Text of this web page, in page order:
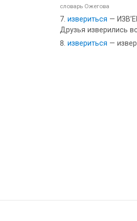
словарь Ожегова
извериться —
Друзья изверились
извериться —